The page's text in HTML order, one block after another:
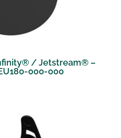
/ Jetstream® –
000-000